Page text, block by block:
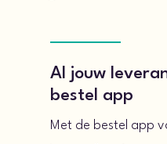
Al jouw
bestel app
Met de bestel app